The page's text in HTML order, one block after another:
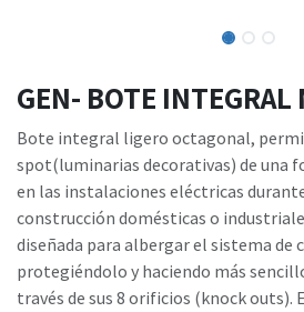
GEN- BOTE INTEGRAL
Bote integral ligero octagonal,
spot(luminarias decorativas) de una
en las instalaciones eléctricas
construcción domésticas o
diseñada para albergar el sistema de
protegiéndolo y haciendo más
través de sus 8 orificios (knock outs).